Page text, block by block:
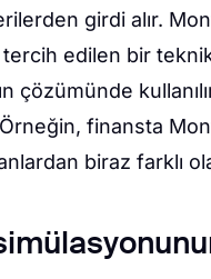
girdi alır.
edilen bir
çözümünde
finansta
biraz farklı